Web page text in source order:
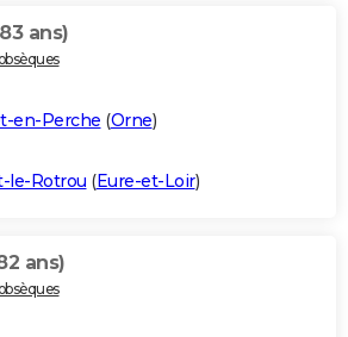
ans)
en-Perche (Orne)
le-Rotrou (Eure-et-Loir)
ans)